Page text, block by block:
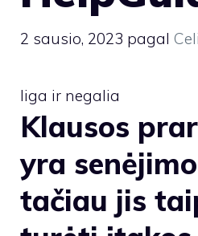
2 sausio, 2023 pagal
liga ir negalia
Klausos
yra
tačiau jis